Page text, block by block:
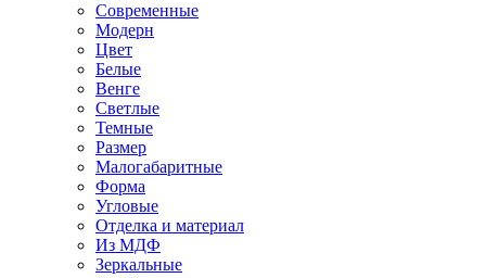
Современные
Модерн
Цвет
Белые
Венге
Светлые
Темные
Размер
Малогабаритные
Форма
Угловые
Отделка и материал
Из МДФ
Зеркальные